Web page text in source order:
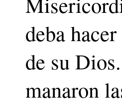
deba
de su
manaron